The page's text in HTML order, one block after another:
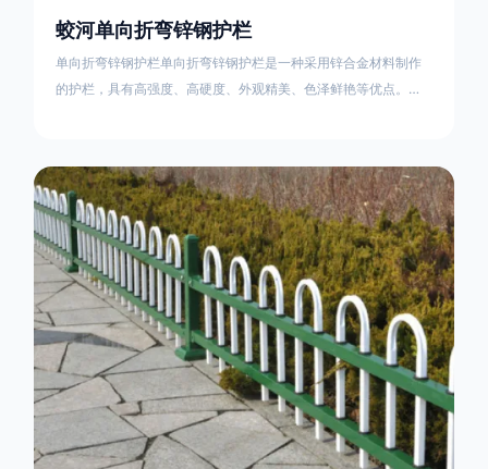
蛟河单向折弯锌钢护栏
单向折弯锌钢护栏单向折弯锌钢护栏是一种采用锌合金材料制作
的护栏，具有高强度、高硬度、外观精美、色泽鲜艳等优点。该
再加上防盗垫圈，这样能够避免护栏被人轻易拆卸；适合于大批
量生产，能够很好的与自然相融合。单向折弯锌钢护栏可以用于
住宅小区、工厂院校、道路交通等场所。该产品具有高强度、高
硬度、外观